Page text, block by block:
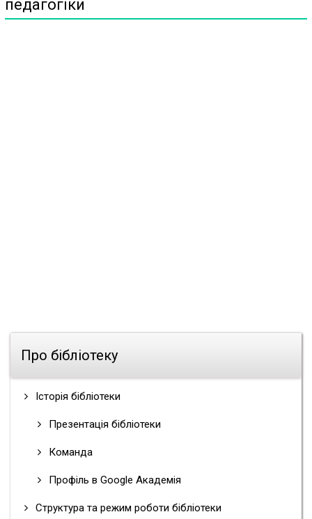
Про бібліотеку
Історія бібліотеки
Презентація бібліотеки
Команда
Профіль в Google Академія
Структура та режим роботи бібліотеки
педагогіки